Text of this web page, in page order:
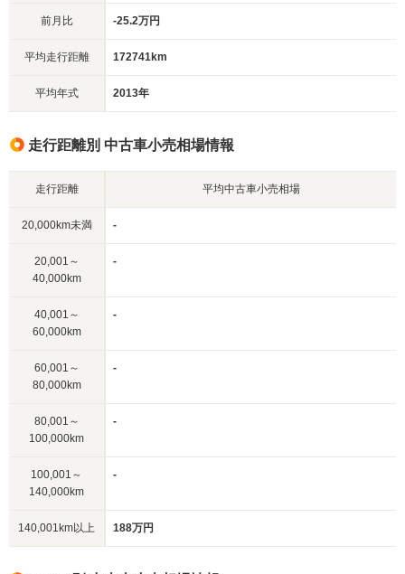
前月比 -25.2万円
平均走行距離 172741km
平均年式 2013年
走行距離別 中古車小売相場情報
走行距離 平均中古車小売相場
20,000km未満 -
20,001～
40,000km
-
40,001～
60,000km
-
60,001～
80,000km
-
80,001～
100,000km
-
100,001～
140,000km
-
140,001km以上 188万円